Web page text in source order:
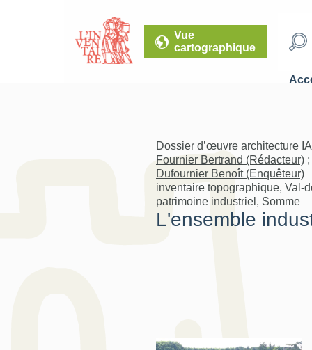
Vue
cartographique
Dossier d’œuvre architecture
Fournier Bertrand (Rédacteur) ;
Dufournier Benoît (Enquêteur)
inventaire topographique, Val-
patrimoine industriel, Somme
L'ensemble